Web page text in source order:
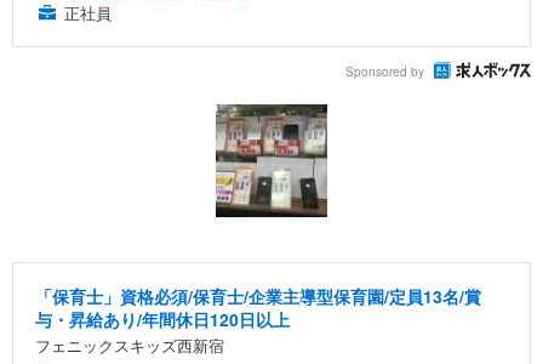
正社員
Sponsored by
「保育士」資格必須/保育士/企業主導型保育園/定員13名/賞
与・昇給あり/年間休日120日以上
フェニックスキッズ西新宿